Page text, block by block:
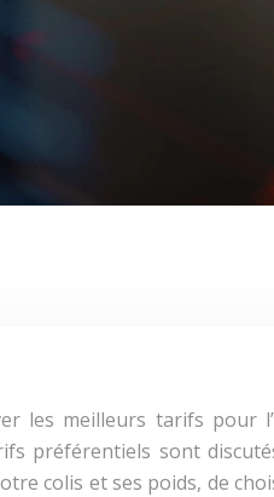
les meilleurs tarifs pour
préférentiels sont
colis et ses poids, de